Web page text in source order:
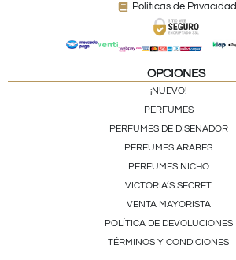
Políticas de Privacidad
OPCIONES
¡NUEVO!
PERFUMES
PERFUMES DE DISEÑADOR
PERFUMES ÁRABES
PERFUMES NICHO
VICTORIA’S SECRET
VENTA MAYORISTA
POLÍTICA DE DEVOLUCIONES
TÉRMINOS Y CONDICIONES